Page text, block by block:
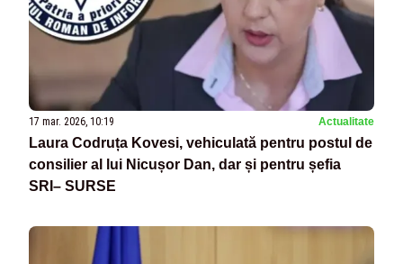
17 mar. 2026, 10:19 Actualitate
Laura Codruța Kovesi, vehiculată pentru postul de
consilier al lui Nicușor Dan, dar și pentru șefia
SRI– SURSE